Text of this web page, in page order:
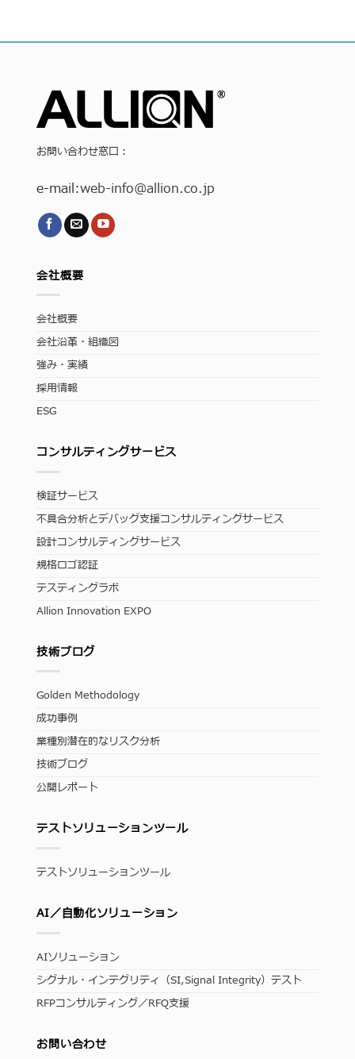
お問い合わせ窓口：
e-mail:web-info@allion.co.jp
会社概要
会社概要
会社沿革・組織図
強み・実績
採用情報
ESG
コンサルティングサービス
検証サービス
不具合分析とデバッグ支援コンサルティングサービス
設計コンサルティングサービス
規格ロゴ認証
テスティングラボ
Allion Innovation EXPO
技術ブログ
Golden Methodology
成功事例
業種別潜在的なリスク分析
技術ブログ
公開レポート
テストソリューションツール
テストソリューションツール
AI／自動化ソリューション
AIソリューション
シグナル・インテグリティ（SI,Signal Integrity）テスト
RFPコンサルティング／RFQ支援
お問い合わせ